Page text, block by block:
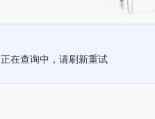
正在查询中，请刷新重试